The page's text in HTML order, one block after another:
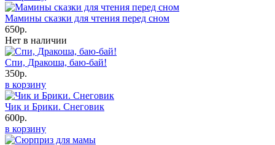
Мамины сказки для чтения перед сном
650р.
Нет в наличии
Спи, Дракоша, баю-бай!
350р.
в корзину
Чик и Брики. Снеговик
600р.
в корзину